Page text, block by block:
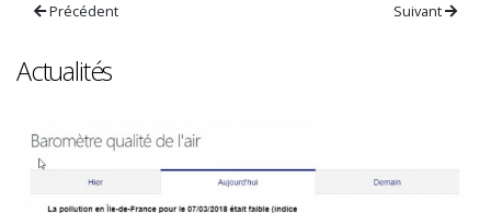
Précédent Suivant
Actualités